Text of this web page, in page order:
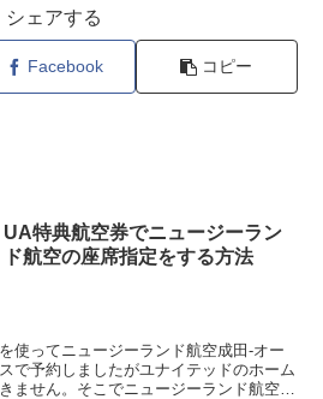
シェアする
Facebook コピー
UA特典航空券でニュージーラン
ド航空の座席指定をする方法
使ってニュージーランド航空成田-オー
で予約しましたがユナイテッドのホーム
ません。そこでニュージーランド航空の